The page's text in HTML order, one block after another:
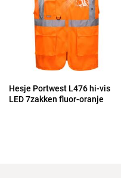
Hesje Portwest L476 hi-vis
LED 7zakken fluor-oranje